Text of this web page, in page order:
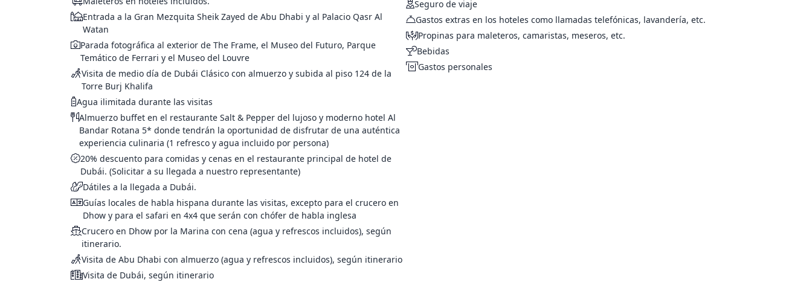
subiremos al piso 124 del Burj Khalifa, la torre más alta del mundo con 828
metros.
haremos
una parada para apreciar la magia de la puesta de sol en Arabia donde hacer surfing en las dunas
de arena.
tradicional campamento árabe
donde disfrutaremos de una cena
barbacoa
Corniche, pasando por el corazón de la
ciudad para ver la famosa Plaza Unión,
Palacio Presidencial
temático Ferrari World
Entrada a la Gran Mezquita Sheik Zayed de Abu Dhabi y al Palacio Qasr Al
Watan
Parada fotográfica al exterior de The Frame, el Museo del Futuro, Parque
Temático de Ferrari y el Museo del Louvre
Visita de medio día de Dubái Clásico con almuerzo y subida al piso 124 de la
Torre Burj Khalifa
Agua ilimitada durante las visitas
Almuerzo buffet en el restaurante Salt & Pepper del lujoso y moderno hotel Al
Bandar Rotana 5* donde tendrán la oportunidad de disfrutar de una auténtica
experiencia culinaria (1 refresco y agua incluido por persona)
20% descuento para comidas y cenas en el restaurante principal de hotel de
Dubái. (Solicitar a su llegada a nuestro representante)
Dátiles a la llegada a Dubái.
Guías locales de habla hispana durante las visitas, excepto para el crucero en
Dhow y para el safari en 4x4 que serán con chófer de habla inglesa
Crucero en Dhow por la Marina con cena (agua y refrescos incluidos), según
itinerario.
Visita de Abu Dhabi con almuerzo (agua y refrescos incluidos), según itinerario
Visita de Dubái, según itinerario
Seguro de viaje
Gastos extras en los hoteles como llamadas telefónicas, lavandería, etc.
Propinas para maleteros, camaristas, meseros, etc.
Bebidas
Gastos personales